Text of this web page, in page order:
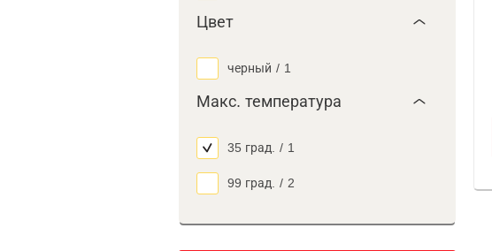
Цвет
черный / 1
Макс. температура
35 град. / 1
99 град. / 2